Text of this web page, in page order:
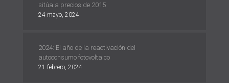
sitúa a precios de 2015
24 mayo, 2024
2024: El año de la reactivación del
autoconsumo fotovoltaico
21 febrero, 2024